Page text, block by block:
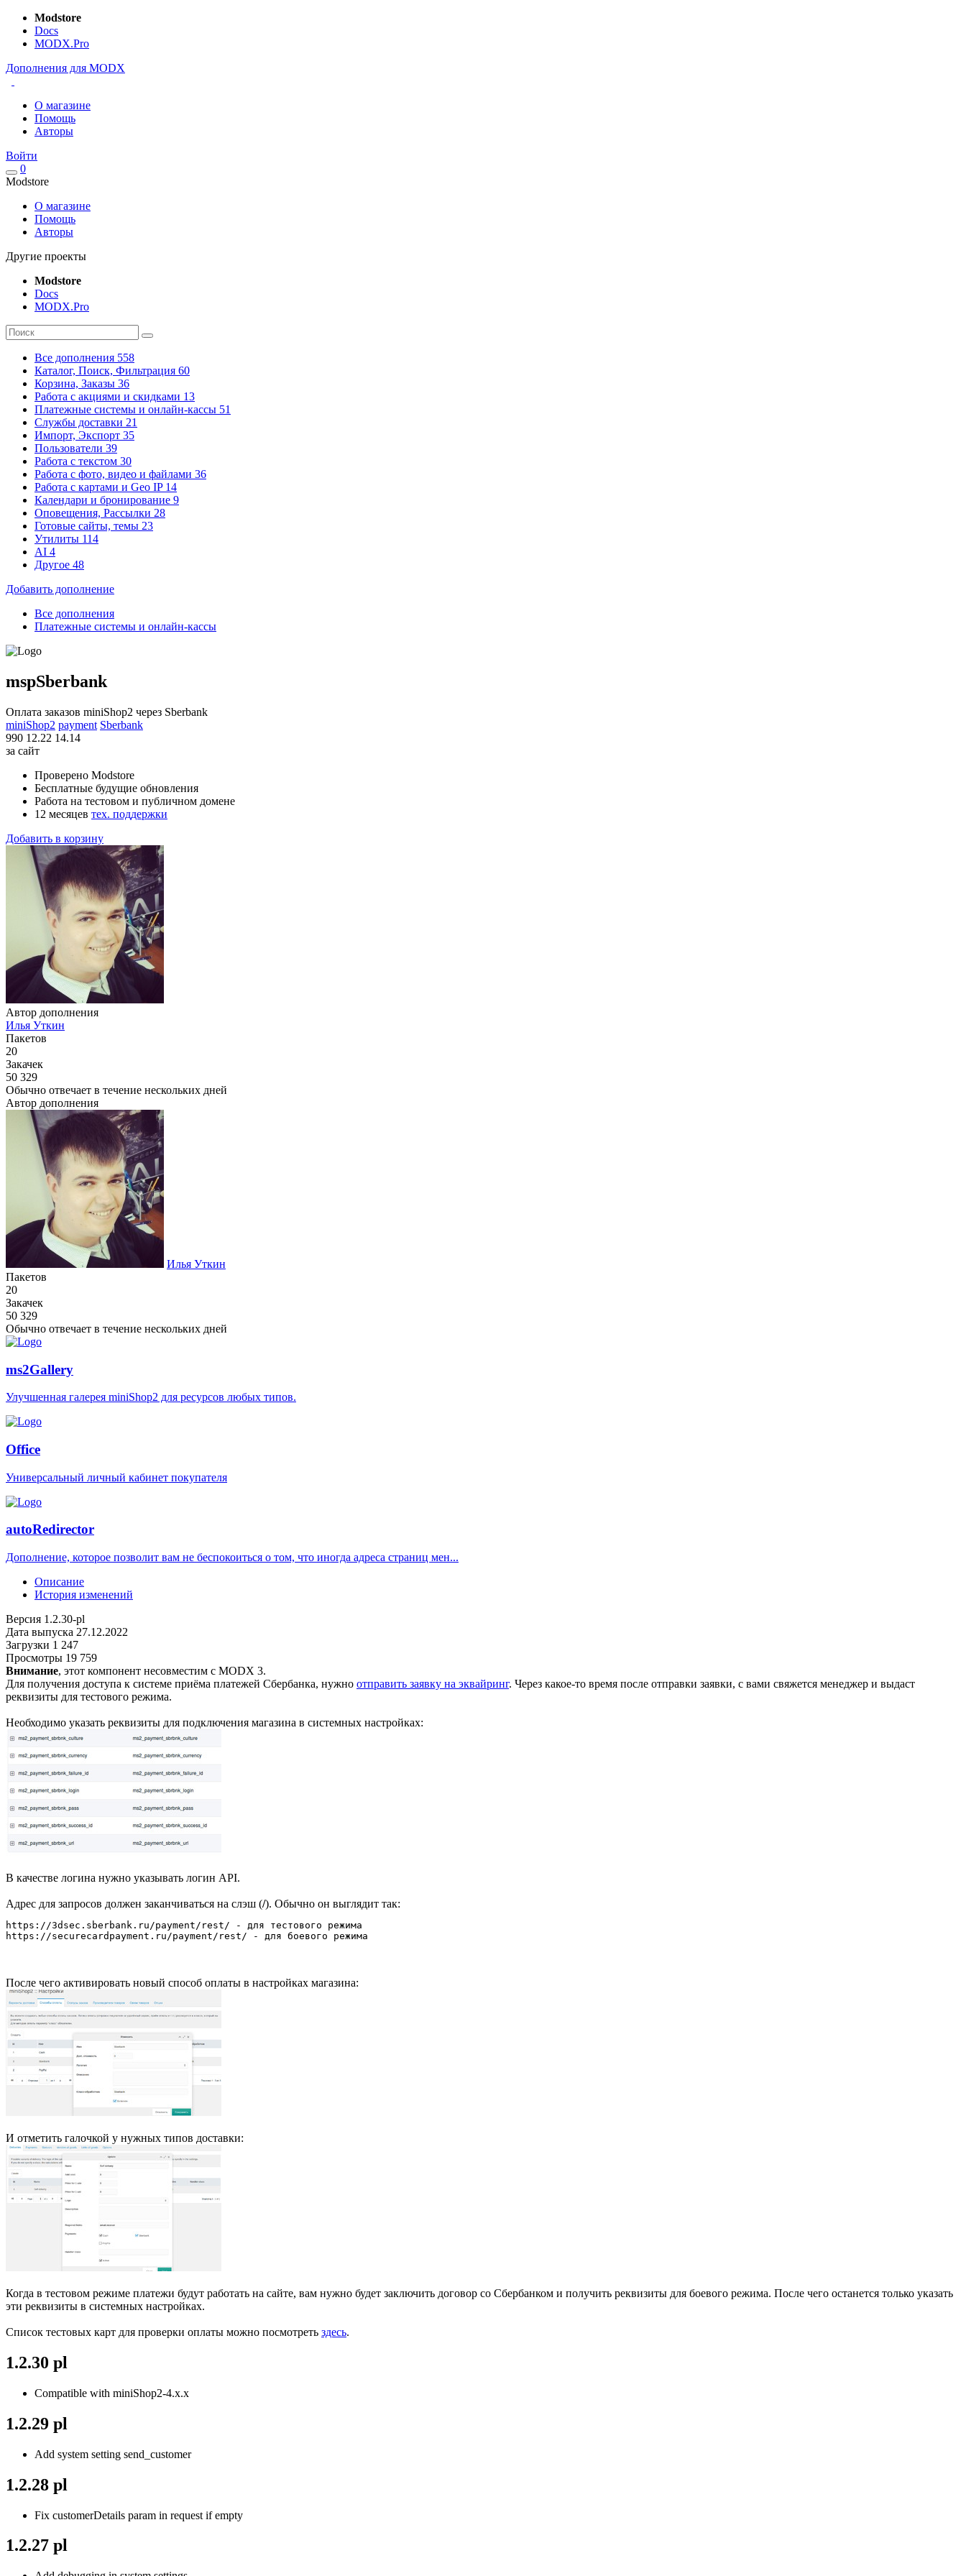
Modstore
Docs
MODX.Pro
Дополнения для MODX
О магазине
Помощь
Авторы
Войти
0
Modstore
О магазине
Помощь
Авторы
Другие проекты
Modstore
Docs
MODX.Pro
Все дополнения 558
Каталог, Поиск, Фильтрация 60
Корзина, Заказы 36
Работа с акциями и скидками 13
Платежные системы и онлайн-кассы 51
Службы доставки 21
Импорт, Экспорт 35
Пользователи 39
Работа с текстом 30
Работа с фото, видео и файлами 36
Работа с картами и Geo IP 14
Календари и бронирование 9
Оповещения, Рассылки 28
Готовые сайты, темы 23
Утилиты 114
AI 4
Другое 48
Добавить дополнение
Все дополнения
Платежные системы и онлайн-кассы
mspSberbank
Оплата заказов miniShop2 через Sberbank
miniShop2 payment Sberbank
990 12.22 14.14
за сайт
Проверено Modstore
Бесплатные будущие обновления
Работа на тестовом и публичном домене
12 месяцев тех. поддержки
Добавить в корзину
Автор дополнения
Илья Уткин
Пакетов
20
Закачек
50 329
Обычно отвечает в течение нескольких дней
Автор дополнения
Илья Уткин
Пакетов
20
Закачек
50 329
Обычно отвечает в течение нескольких дней
ms2Gallery
Улучшенная галерея miniShop2 для ресурсов любых типов.
Office
Универсальный личный кабинет покупателя
autoRedirector
Дополнение, которое позволит вам не беспокоиться о том, что иногда адреса страниц мен...
Описание
История изменений
Версия 1.2.30-pl
Дата выпуска 27.12.2022
Загрузки 1 247
Просмотры 19 759
Внимание, этот компонент несовместим с MODX 3.
Для получения доступа к системе приёма платежей Сбербанка, нужно отправить заявку на эквайринг. Через какое-то время после отправки заявки, с вами свяжется менеджер и выдаст
реквизиты для тестового режима.
Необходимо указать реквизиты для подключения магазина в системных настройках:
В качестве логина нужно указывать логин API.
Адрес для запросов должен заканчиваться на слэш (/). Обычно он выглядит так:
https://3dsec.sberbank.ru/payment/rest/ - для тестового режима
https://securecardpayment.ru/payment/rest/ - для боевого режима
После чего активировать новый способ оплаты в настройках магазина:
И отметить галочкой у нужных типов доставки:
Когда в тестовом режиме платежи будут работать на сайте, вам нужно будет заключить договор со Сбербанком и получить реквизиты для боевого режима. После чего останется только указать
эти реквизиты в системных настройках.
Список тестовых карт для проверки оплаты можно посмотреть здесь.
1.2.30 pl
Compatible with miniShop2-4.x.x
1.2.29 pl
Add system setting send_customer
1.2.28 pl
Fix customerDetails param in request if empty
1.2.27 pl